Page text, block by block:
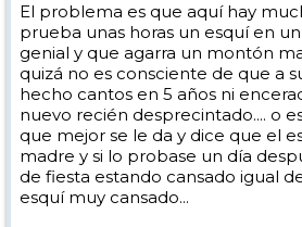
El problema es que aquí hay
prueba unas horas un esquí en
genial y que agarra un montón
quizá no es consciente de que a
hecho cantos en 5 años ni
nuevo recién desprecintado.... o
que mejor se le da y dice que el
madre y si lo probase un día
de fiesta estando cansado igual
esquí muy cansado...